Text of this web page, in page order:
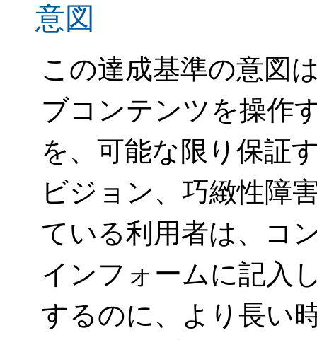
意図
この達成基準の意図
ブコンテンツを操作
を、可能な限り保証
ビジョン、巧緻性障
ている利用者は、コ
インフォームに記入
するのに、より長い